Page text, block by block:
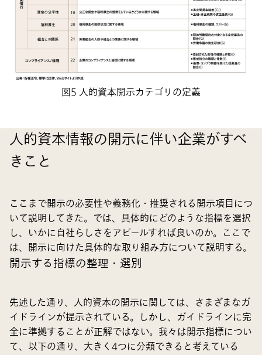
図5 人的資本開示カテゴリの定義
人的資本情報の開示に伴い企業がすべ
きこと
ここまで開示の必要性や義務化・推奨される開示項目につ
いて説明してきた。では、具体的にどのような指標を選択
し、いかに自社らしさをアピールすれば良いのか。ここで
は、開示に向けた具体的な取り組み方について説明する。
開示する指標の整理・選別
先述した通り、人的資本の開示に関しては、さまざまなガ
イドラインが提示されている。しかし、ガイドラインに完
全に準拠することが正解ではない。我々は開示指標につい
て、以下の通り、大きく4つに分類できると考えている